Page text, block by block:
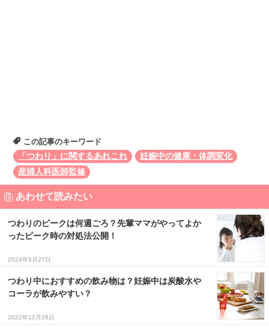
この記事のキーワード
「つわり」に関するあれこれ
妊娠中の健康・体調変化
産婦人科医師監修
あわせて読みたい
つわりのピークは何週ごろ？先輩ママがやってよか
ったピーク時の対処法公開！
2024年5月27日
つわり中におすすめの飲み物は？妊娠中は炭酸水や
コーラが飲みやすい？
2022年12月28日